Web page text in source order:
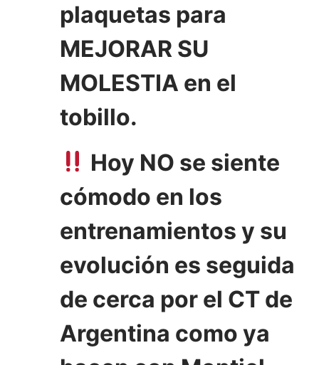
plaquetas para
MEJORAR SU
MOLESTIA en el
tobillo.
Hoy NO se siente
cómodo en los
entrenamientos y su
evolución es seguida
de cerca por el CT de
Argentina como ya